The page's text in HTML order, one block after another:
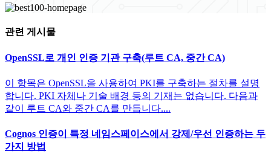
관련 게시물
OpenSSL로 개인 인증 기관 구축(루트 CA, 중간 CA)
이 항목은 OpenSSL을 사용하여 PKI를 구축하는 절차를 설명
합니다. PKI 자체나 기술 배경 등의 기재는 없습니다. 다음과
같이 루트 CA와 중간 CA를 만듭니다....
Cognos 인증이 특정 네임스페이스에서 강제/우선 인증하는 두
가지 방법